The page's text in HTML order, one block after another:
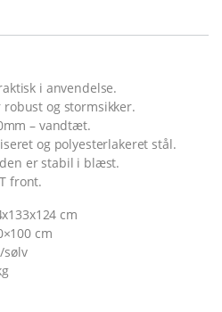
i anvendelse.
og stormsikker.
– vandtæt.
og polyesterlakeret stål.
er stabil i blæst.
front.
cm
cm